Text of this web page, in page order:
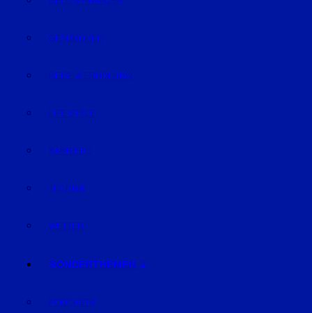
GESUNDHEIT
REISE & ERHOLUNG
LIFE-STYLE
KARRIERE
TECHNIK
WETTER
SONDERTHEMEN
PODCASTS